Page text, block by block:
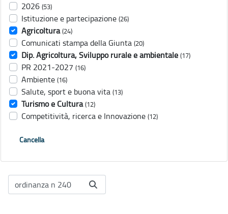
2026 (53)
Istituzione e partecipazione (26)
Agricoltura (24)
Comunicati stampa della Giunta (20)
Dip. Agricoltura, Sviluppo rurale e ambientale (17)
PR 2021-2027 (16)
Ambiente (16)
Salute, sport e buona vita (13)
Turismo e Cultura (12)
Competitività, ricerca e Innovazione (12)
Cancella